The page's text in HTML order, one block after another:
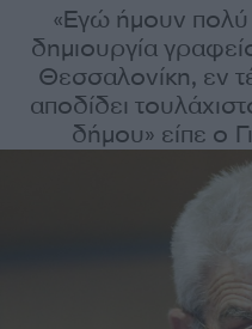
«Εγώ ήμουν πολύ
δημιουργία
Θεσσαλονίκη, εν
αποδίδει
δήμου» είπε ο